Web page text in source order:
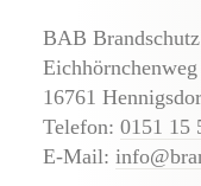
BAB
16761
Telefon: 0151 15
E-Mail: